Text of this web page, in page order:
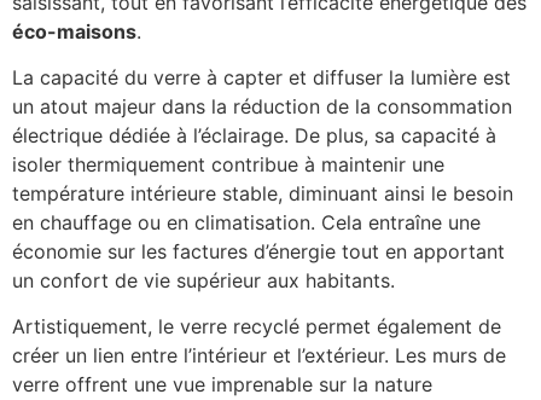
éco-maisons.
La capacité du verre à capter et diffuser la lumière est
un atout majeur dans la réduction de la consommation
électrique dédiée à l’éclairage. De plus, sa capacité à
isoler thermiquement contribue à maintenir une
température intérieure stable, diminuant ainsi le besoin
en chauffage ou en climatisation. Cela entraîne une
économie sur les factures d’énergie tout en apportant
un confort de vie supérieur aux habitants.
Artistiquement, le verre recyclé permet également de
créer un lien entre l’intérieur et l’extérieur. Les murs de
verre offrent une vue imprenable sur la nature